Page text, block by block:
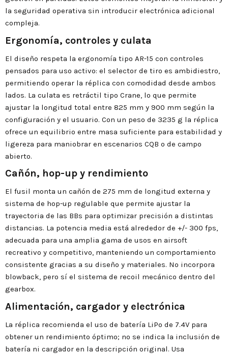
la seguridad operativa sin introducir electrónica adicional
compleja.
Ergonomía, controles y culata
El diseño respeta la ergonomía tipo AR-15 con controles
pensados para uso activo: el selector de tiro es ambidiestro,
permitiendo operar la réplica con comodidad desde ambos
lados. La culata es retráctil tipo Crane, lo que permite
ajustar la longitud total entre 825 mm y 900 mm según la
configuración y el usuario. Con un peso de 3235 g la réplica
ofrece un equilibrio entre masa suficiente para estabilidad y
ligereza para maniobrar en escenarios CQB o de campo
abierto.
Cañón, hop-up y rendimiento
El fusil monta un cañón de 275 mm de longitud externa y
sistema de hop-up regulable que permite ajustar la
trayectoria de las BBs para optimizar precisión a distintas
distancias. La potencia media está alrededor de +/- 300 fps,
adecuada para una amplia gama de usos en airsoft
recreativo y competitivo, manteniendo un comportamiento
consistente gracias a su diseño y materiales. No incorpora
blowback, pero sí el sistema de recoil mecánico dentro del
gearbox.
Alimentación, cargador y electrónica
La réplica recomienda el uso de batería LiPo de 7.4V para
obtener un rendimiento óptimo; no se indica la inclusión de
batería ni cargador en la descripción original. Usa